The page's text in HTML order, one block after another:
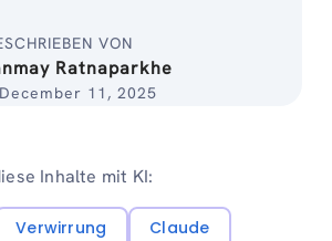
VON
Ratnaparkhe
December 11, 2025
Inhalte mit KI:
Verwirrung
Claude